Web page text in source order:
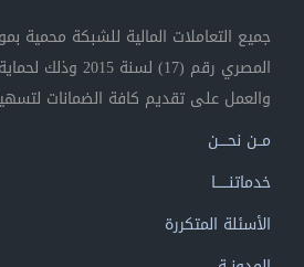
جميع التعاملات المالية للشبكة محمية
المصري رقم (17)
والعمل على تقديم كافة الضمانات
مــن نحــــن
خدماتنــــــا
الأسئلة المتكررة